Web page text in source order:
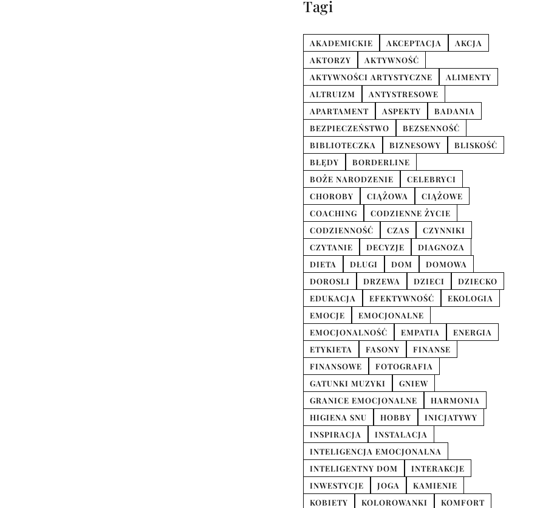
Tagi
AKADEMICKIE AKCEPTACJA
AKCJA
AKTORZY
AKTYWNOŚĆ
AKTYWNOŚCI ARTYSTYCZNE
ALIMENTY
ALTRUIZM
ANTYSTRESOWE
APARTAMENT
ASPEKTY
BADANIA
BEZPIECZEŃSTWO
BEZSENNOŚĆ
BIBLIOTECZKA
BIZNESOWY
BLISKOŚĆ
BŁĘDY
BORDERLINE
BOŻE NARODZENIE
CELEBRYCI
CHOROBY
CIĄŻOWA
CIĄŻOWE
COACHING
CODZIENNE ŻYCIE
CODZIENNOŚĆ
CZAS
CZYNNIKI
CZYTANIE
DECYZJE
DIAGNOZA
DIETA
DŁUGI DOM
DOMOWA
DOROSLI
DRZEWA DZIECI
DZIECKO
EDUKACJA
EFEKTYWNOŚĆ
EKOLOGIA
EMOCJE
EMOCJONALNE
EMOCJONALNOŚĆ
EMPATIA
ENERGIA
ETYKIETA
FASONY
FINANSE
FINANSOWE
FOTOGRAFIA
GATUNKI MUZYKI
GNIEW
GRANICE EMOCJONALNE
HARMONIA
HIGIENA SNU
HOBBY
INICJATYWY
INSPIRACJA
INSTALACJA
INTELIGENCJA EMOCJONALNA
INTELIGENTNY DOM
INTERAKCJE
INWESTYCJE
JOGA
KAMIENIE
KOBIETY
KOLOROWANKI
KOMFORT